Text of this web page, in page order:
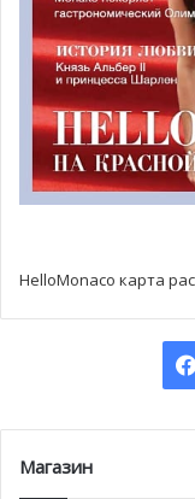
100 тыс. и на
участников.
В концерте,
участие: Леонид
Ланкин, Алексей
Головин, Тимур
Кейльман
Время концерта:
Адрес театра
98000 Monaco
HelloMonaco карта
Магазин